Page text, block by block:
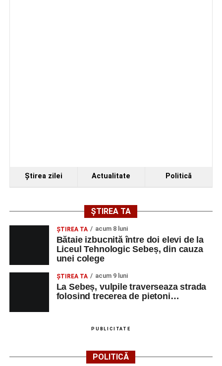
Ştirea zilei Actualitate Politică
ȘTIREA TA
ŞTIREA TA acum 8 luni
Bătaie izbucnită între doi elevi de la
Liceul Tehnologic Sebeș, din cauza
unei colege
ŞTIREA TA acum 9 luni
La Sebeș, vulpile traverseaza strada
folosind trecerea de pietoni…
PUBLICITATE
POLITICĂ